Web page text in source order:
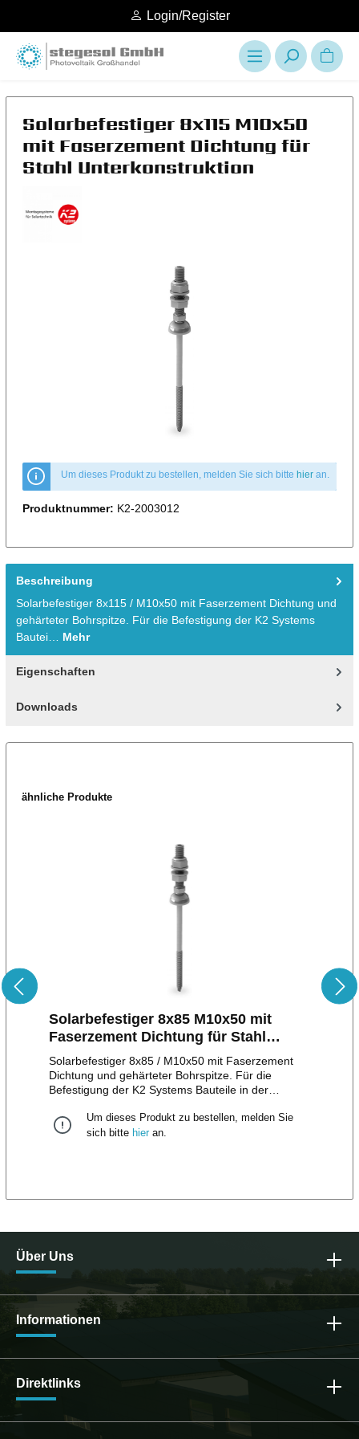
Login/Register
Solarbefestiger 8x115 M10x50
mit Faserzement Dichtung für
Stahl Unterkonstruktion
Um dieses Produkt zu bestellen, melden Sie sich bitte hieran.
Produktnummer: K2-2003012
Beschreibung
Solarbefestiger 8x115 / M10x50 mit Faserzement Dichtung und
gehärteter Bohrspitze. Für die Befestigung der K2 Systems
Bautei… Mehr
Eigenschaften
Downloads
ähnliche Produkte
Solarbefestiger 8x85 M10x50 mit
Faserzement Dichtung für Stahl
Unterkonstruktion
Solarbefestiger 8x85 / M10x50 mit Faserzement
Dichtung und gehärteter Bohrspitze. Für die
Befestigung der K2 Systems Bauteile in der
Wellblech- und Wellfaserzementeindeckung.
Material: Edelstahl A2. Anwendungsbereiche:
Um dieses Produkt zu bestellen, melden Sie
sich bitte hier an.
Über Uns
Informationen
Direktlinks